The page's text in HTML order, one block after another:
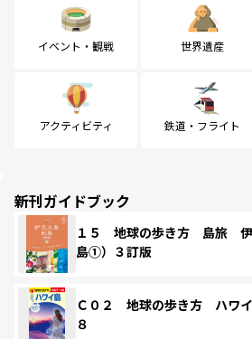
イベント・観戦 世界遺産
アクティビティ 鉄道・フライト
新刊ガイドブック
１５ 地球の歩き方 島旅
島①）３訂版
Ｃ０２ 地球の歩き方 ハワ
８